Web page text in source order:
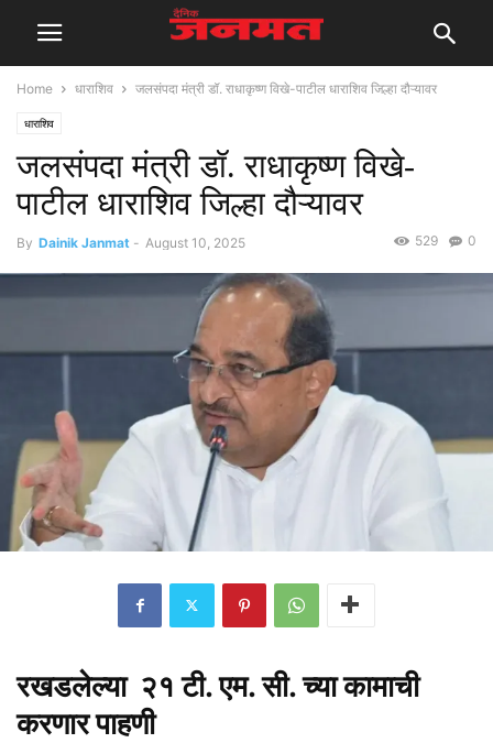
Home धाराशिव जलसंपदा मंत्री डॉ. राधाकृष्ण विखे-पाटील धाराशिव जिल्हा दौऱ्यावर
धाराशिव
जलसंपदा मंत्री डॉ. राधाकृष्ण विखे-
पाटील धाराशिव जिल्हा दौऱ्यावर
By Dainik Janmat - August 10, 2025 0
529
रखडलेल्या २१ टी. एम. सी. च्या कामाची
करणार पाहणी